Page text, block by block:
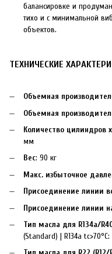
балансировке и
тихо и с минимальной
объектов.
ТЕХНИЧЕСКИЕ
Объемная
Объемная
Количество
мм
Вес: 90 кг
Макс. избыточное
Присоединение линии
Присоединение линии
Тип масла для R134a/
(Standard) | R134a